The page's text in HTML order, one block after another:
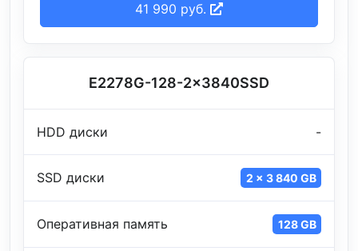
41 990 руб.
E2278G-128-2x3840SSD
HDD диски -
SSD диски 2 x 3 840 GB
Оперативная память 128 GB